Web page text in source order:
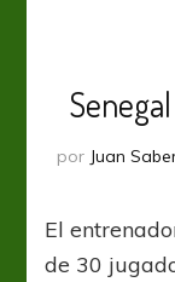
por Juan
El
de 30